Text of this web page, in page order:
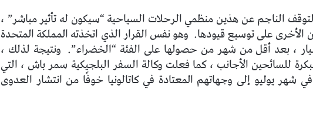
الناجم عن هذين منظمي الرحلات السياحية “سيكون له تأثير مباشر” ،
الأخرى على توسيع قيودها. وهو نفس القرار الذي اتخذته المملكة المتحدة
، بعد أقل من شهر من حصولها على الفئة “الخضراء”. ونتيجة لذلك ،
للسائحين الأجانب ، كما فعلت وكالة السفر البلجيكية سمر باش ، التي
يوليو إلى وجهاتهم المعتادة في كاتالونيا خوفًا من انتشار العدوى